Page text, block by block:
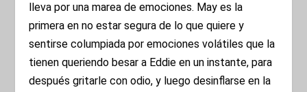
lleva por una marea de emociones. May es la
primera en no estar segura de lo que quiere y
sentirse columpiada por emociones volátiles que la
tienen queriendo besar a Eddie en un instante, para
después gritarle con odio, y luego desinflarse en la